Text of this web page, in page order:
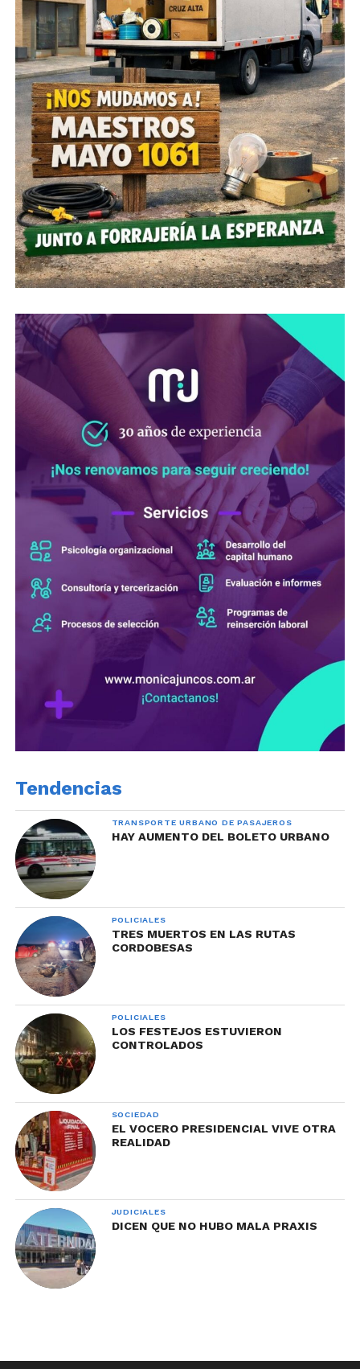
Tendencias
TRANSPORTE URBANO DE PASAJEROS
HAY AUMENTO DEL BOLETO URBANO
POLICIALES
TRES MUERTOS EN LAS RUTAS
CORDOBESAS
POLICIALES
LOS FESTEJOS ESTUVIERON
CONTROLADOS
SOCIEDAD
EL VOCERO PRESIDENCIAL VIVE OTRA
REALIDAD
JUDICIALES
DICEN QUE NO HUBO MALA PRAXIS